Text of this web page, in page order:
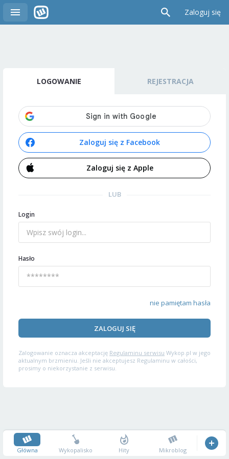
Zaloguj się
LOGOWANIE REJESTRACJA
Zaloguj się z Facebook
Zaloguj się z Apple
LUB
Login
Hasło
nie pamiętam hasła
ZALOGUJ SIĘ
Zalogowanie oznacza akceptację Regulaminu serwisu Wykop.pl w jego
aktualnym brzmieniu. Jeśli nie akceptujesz Regulaminu w całości,
prosimy o niekorzystanie z serwisu.
Główna Wykopalisko Hity Mikroblog